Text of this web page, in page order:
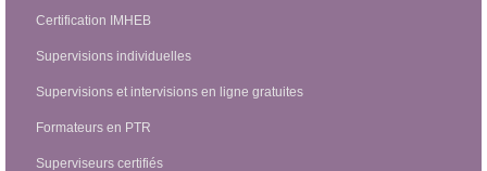
Certification IMHEB
Supervisions individuelles
Supervisions et intervisions en ligne gratuites
Formateurs en PTR
Superviseurs certifiés